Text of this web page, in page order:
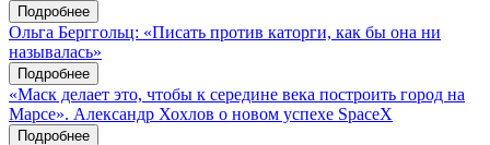
Подробнее
Ольга Берггольц: «Писать против каторги, как бы она ни
называлась»
Подробнее
«Маск делает это, чтобы к середине века построить город на
Марсе». Александр Хохлов о новом успехе SpaceX
Подробнее